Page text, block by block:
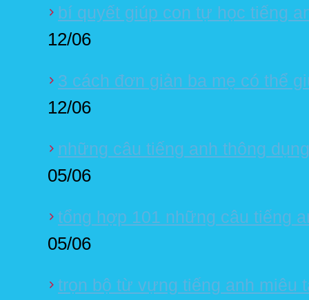
bí quyết giúp con tự học tiếng
12/06
3 cách đơn giản ba mẹ có thể
12/06
những câu tiếng anh thông
05/06
tổng hợp 101 những câu tiếng
05/06
trọn bộ từ vựng tiếng anh miêu